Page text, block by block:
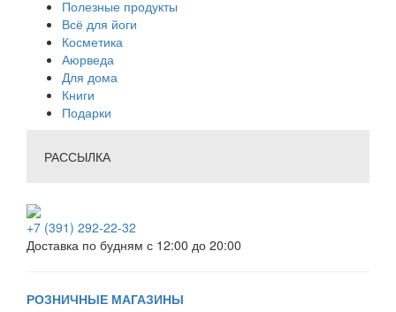
Полезные продукты
Всё для йоги
Косметика
Аюрведа
Для дома
Книги
Подарки
РАССЫЛКА
+7 (391) 292-22-32
Доставка по будням с 12:00 до 20:00
РОЗНИЧНЫЕ МАГАЗИНЫ